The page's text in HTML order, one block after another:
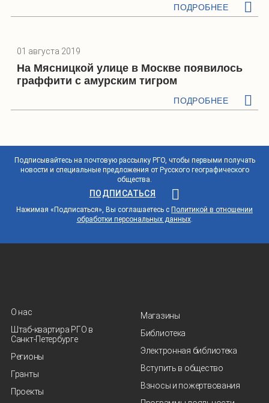
ПОДРОБНЕЕ
01 августа 2019
На Мясницкой улице в Москве появилось
граффити с амурским тигром
ПОДРОБНЕЕ
Подписывайтесь на почтовую рассылку РГО, чтобы первыми получать
новости и специальные предложения от Русского географического
общества.
ПОДПИСАТЬСЯ
Нажимая «Подписаться», Вы соглашаетесь с Политикой в отношении
обработки персональных данных.
О нас
Штаб-квартира РГО в
Санкт‑Петербурге
Регионы
Гранты
Проекты
Магазины
Библиотека
Электронная библиотека
Вступить в общество
Взносы и пожертвования